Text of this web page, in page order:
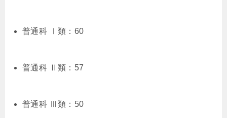
普通科 Ⅰ類：60
普通科 Ⅱ類：57
普通科 Ⅲ類：50